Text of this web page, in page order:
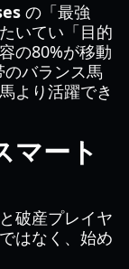
の「最強
いてい「目的
の80%が移動
バランス馬
より活躍でき
マート
破産プレイヤ
はなく、始め